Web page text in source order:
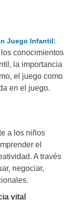
Juego Infantil:
conocimientos
la importancia
el juego como
en el juego.
a los niños
el
A través
negociar,
vital